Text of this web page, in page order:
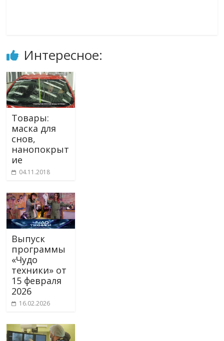
Интересное:
Товары:
маска для
снов,
нанопокрыт
ие
04.11.2018
Выпуск
программы
«Чудо
техники» от
15 февраля
2026
16.02.2026